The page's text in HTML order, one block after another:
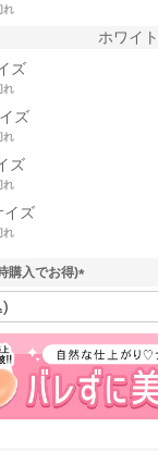
れ
ホワイト
ズ
れ
ズ
れ
ズ
れ
イズ
れ
購入でお得)
(
須
)